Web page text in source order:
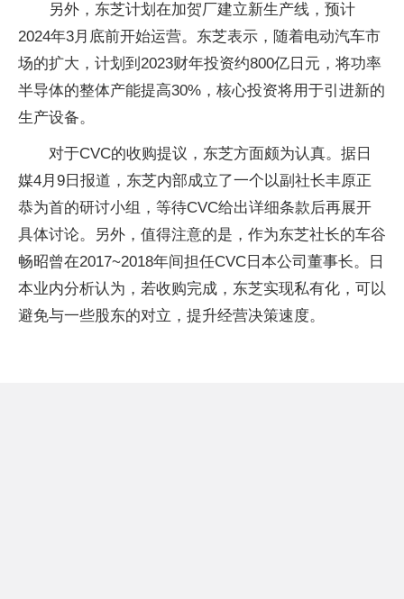
另外，东芝计划在加贺厂建立新生产线，预计
2024年3月底前开始运营。东芝表示，随着电动汽车市
场的扩大，计划到2023财年投资约800亿日元，将功率
半导体的整体产能提高30%，核心投资将用于引进新的
生产设备。
对于CVC的收购提议，东芝方面颇为认真。据日
媒4月9日报道，东芝内部成立了一个以副社长丰原正
恭为首的研讨小组，等待CVC给出详细条款后再展开
具体讨论。另外，值得注意的是，作为东芝社长的车谷
畅昭曾在2017~2018年间担任CVC日本公司董事长。日
本业内分析认为，若收购完成，东芝实现私有化，可以
避免与一些股东的对立，提升经营决策速度。